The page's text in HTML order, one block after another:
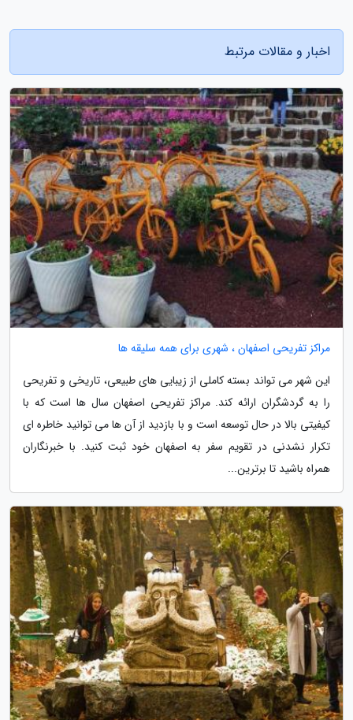
اخبار و مقالات مرتبط
مراکز تفریحی اصفهان ، شهری برای همه سلیقه ها
این شهر می تواند بسته کاملی از زیبایی های طبیعی، تاریخی و تفریحی
را به گردشگران ارائه کند. مراکز تفریحی اصفهان سال ها است که با
کیفیتی بالا در حال توسعه است و با بازدید از آن ها می توانید خاطره ای
تکرار نشدنی در تقویم سفر به اصفهان خود ثبت کنید. با خبرنگاران
همراه باشید تا برترین...